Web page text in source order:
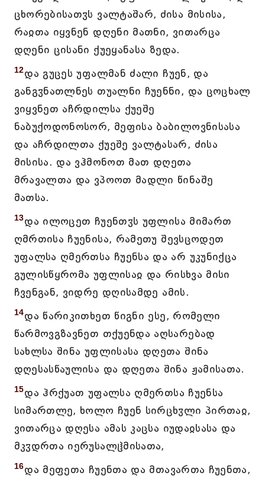
ცხორებისათჳს ვალტაშარ, ძისა მისისა,
რაჲთა იყვნენ დღენი მათნი, ვითარცა
დღენი ცისანი ქუეყანასა ზედა.
12და გუცეს უფალმან ძალი ჩუენ, და
განგჳნათლნეს თუალნი ჩუენნი, და ცოცხალ
ვიყვნეთ აჩრდილსა ქუეშე
ნაბუქოდონოსორ, მეფისა ბაბილოვნისასა
და აჩრდილთა ქუეშე ვალტასარ, ძისა
მისისა. და ვჰმონოთ მათ დღეთა
მრავალთა და ვპოოთ მადლი წინაშე
მათსა.
13და ილოცეთ ჩუენთჳს უფლისა მიმართ
ღმრთისა ჩუენისა, რამეთუ შევსცოდეთ
უფალსა ღმერთსა ჩუენსა და არ უკუნიქცა
გულისწყრომა უფლისაჲ და რისხვა მისი
ჩვენგან, ვიდრე დღისამდე ამის.
14და წარიკითხეთ წიგნი ესე, რომელი
წარმოვგზავნეთ თქუენდა აღსარებად
სახლსა შინა უფლისასა დღეთა შინა
დღესასწაულისა და დღეთა შინა ჟამისათა.
15და ჰრქუათ უფალსა ღმერთსა ჩუენსა
სიმართლე, ხოლო ჩუენ სირცხჳლი პირთაჲ,
ვითარცა დღესა ამას კაცსა იუდაჲსასა და
მკჳდრთა იერუსალჱმისათა,
16და მეფეთა ჩუენთა და მთავართა ჩუენთა,